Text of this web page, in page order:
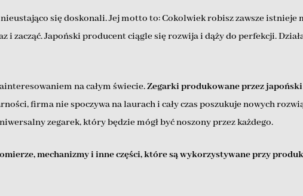
się doskonali. Jej motto to: Cokolwiek robisz zawsze istnieje
i zacząć. Japoński producent ciągle się rozwija i dąży do perfekcji.
na całym świecie.Zegarki produkowane przez
firma nie spoczywa na laurach i cały czas poszukuje nowych
zegarek, który będzie mógł być noszony przez każdego.
mechanizmy i inne części, które są wykorzystywane przy